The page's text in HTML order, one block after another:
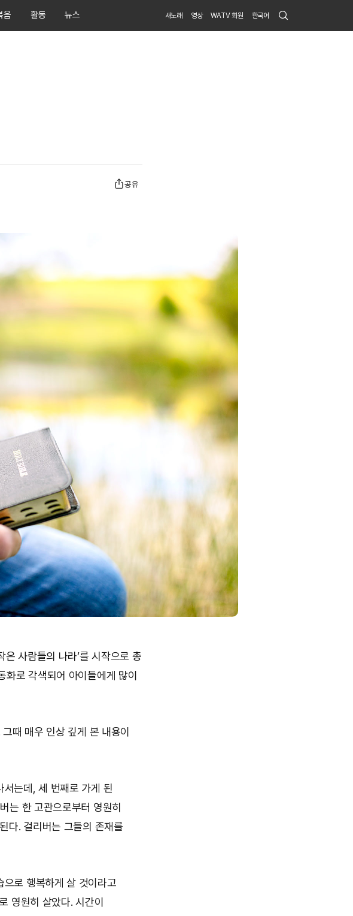
음 활동 뉴스 새노래 영상 WATV 회원 한국어 Search
Submit
공유
은 사람들의 나라’를 시작으로 총
로 각색되어 아이들에게 많이
때 매우 인상 깊게 본 내용이
는데, 세 번째로 가게 된
는 한 고관으로부터 영원히
다. 걸리버는 그들의 존재를
로 행복하게 살 것이라고
영원히 살았다. 시간이